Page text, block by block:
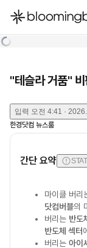
한국어
"테슬라 거품"
입력 오전 4:41 ·
한경닷컴 뉴스룸
간단 요약
마이클 버리
닷컴버블의
버리는 반도
반도체 섹터
버리는 아이